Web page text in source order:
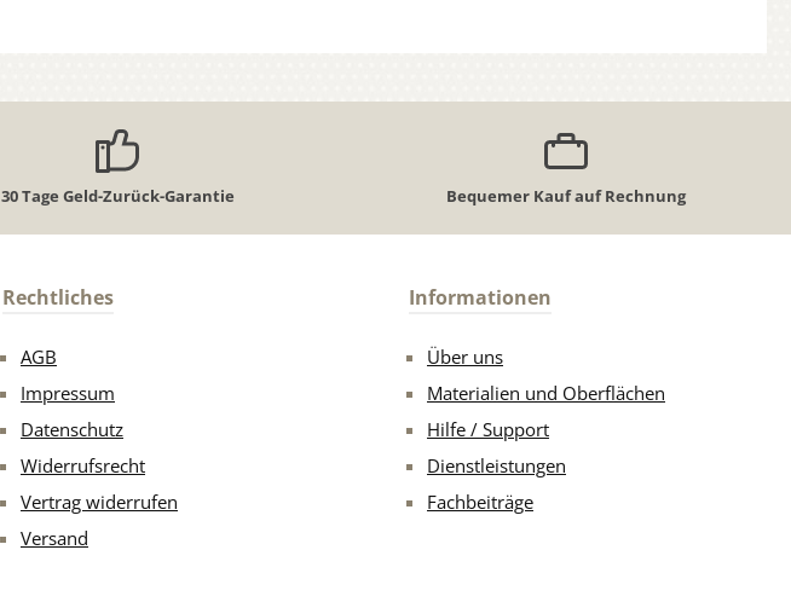
30 Tage Geld-Zurück-Garantie Bequemer Kauf auf Rechnung
Rechtliches
AGB
Impressum
Datenschutz
Widerrufsrecht
Vertrag widerrufen
Versand
Informationen
Über uns
Materialien und Oberflächen
Hilfe / Support
Dienstleistungen
Fachbeiträge